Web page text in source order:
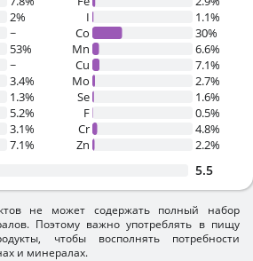
2%
~
53%
~
3.4%
1.3%
5.2%
3.1%
7.1%
I
1.1%
Co
30%
Mn
6.6%
Cu
7.1%
Mo
2.7%
Se
1.6%
F
0.5%
Cr
4.8%
Zn
2.2%
5.5
не может содержать полный набор
Поэтому важно употреблять в пищу
чтобы восполнять потребности
и минералах.